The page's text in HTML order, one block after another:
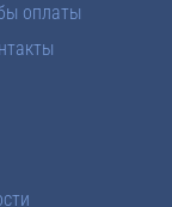
оплаты